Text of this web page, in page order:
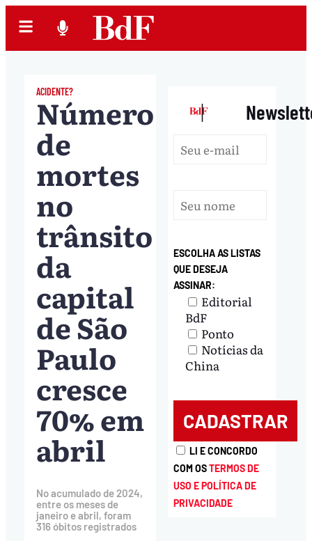
ACIDENTE?
Número
de
mortes
no
trânsito
da
capital
de São
Paulo
cresce
70% em
abril
No acumulado de 2024,
entre os meses de
janeiro e abril, foram
316 óbitos registrados
|
ESCOLHA AS LISTAS
QUE DESEJA
ASSINAR:
Editorial
BdF
Ponto
Notícias da
China
LI E CONCORDO
COM OSTERMOS DE
USO E POLÍTICA DE
PRIVACIDADE